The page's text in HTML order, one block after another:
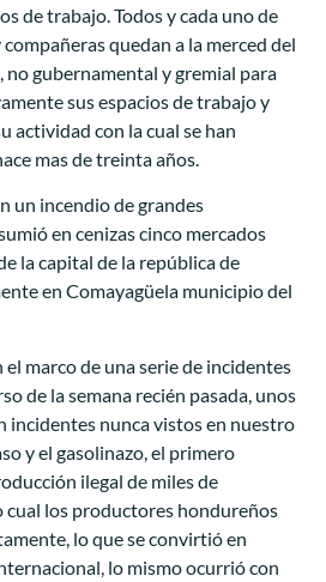
de trabajo. Todos y cada uno de
quedan a la merced del
gubernamental y gremial para
sus espacios de trabajo y
actividad con la cual se han
mas de treinta años.
un incendio de grandes
en cenizas cinco mercados
la capital de la república de
en Comayagüela municipio del
el marco de una serie de incidentes
de la semana recién pasada, unos
incidentes nunca vistos en nuestro
y el gasolinazo, el primero
ilegal de miles de
cual los productores hondureños
lo que se convirtió en
lo mismo ocurrió con